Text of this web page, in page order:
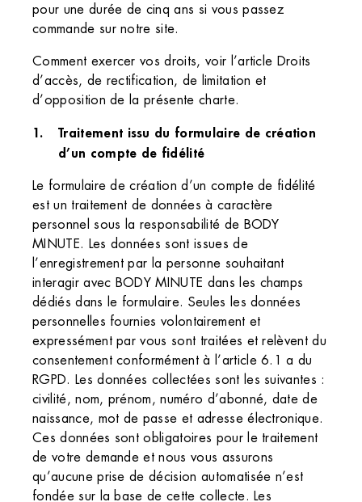
pour une durée de cinq ans si vous passez
commande sur notre site.
Comment exercer vos droits, voir l’article Droits
d’accès, de rectification, de limitation et
d’opposition de la présente charte.
Traitement issu du formulaire de création
d’un compte de fidélité
Le formulaire de création d’un compte de fidélité
est un traitement de données à caractère
personnel sous la responsabilité de BODY
MINUTE. Les données sont issues de
l’enregistrement par la personne souhaitant
interagir avec BODY MINUTE dans les champs
dédiés dans le formulaire. Seules les données
personnelles fournies volontairement et
expressément par vous sont traitées et relèvent du
consentement conformément à l’article 6.1 a du
RGPD. Les données collectées sont les suivantes :
civilité, nom, prénom, numéro d’abonné, date de
naissance, mot de passe et adresse électronique.
Ces données sont obligatoires pour le traitement
de votre demande et nous vous assurons
qu’aucune prise de décision automatisée n’est
fondée sur la base de cette collecte. Les